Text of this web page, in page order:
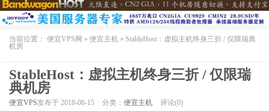
当前位置： 便宜VPS网 » 便宜主机 » StableHost：虚拟主机终身三折 / 仅限瑞典
机房
StableHost：虚拟主机终身三折 / 仅限瑞
典机房
便宜VPS发布于 2018-08-15 分类： 便宜主机 评论(0)